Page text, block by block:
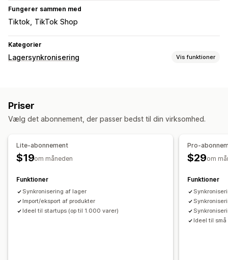
Fungerer sammen med
Tiktok TikTok Shop
Kategorier
Lagersynkronisering Vis funktioner
Stregkoder
Manuel
Masse Realtid Tilpasset
Ordreopdateringer
Status i realtid
Priser
Vælg det abonnement, der passer bedst til din virksomhed.
Lite-abonnement
$19om måneden
Funktioner
Synkronisering af lager
Import/eksport af produkter
Ideel til startups (op til 1.000 varer)
Pro-
$29om
Funktioner
Ideel til